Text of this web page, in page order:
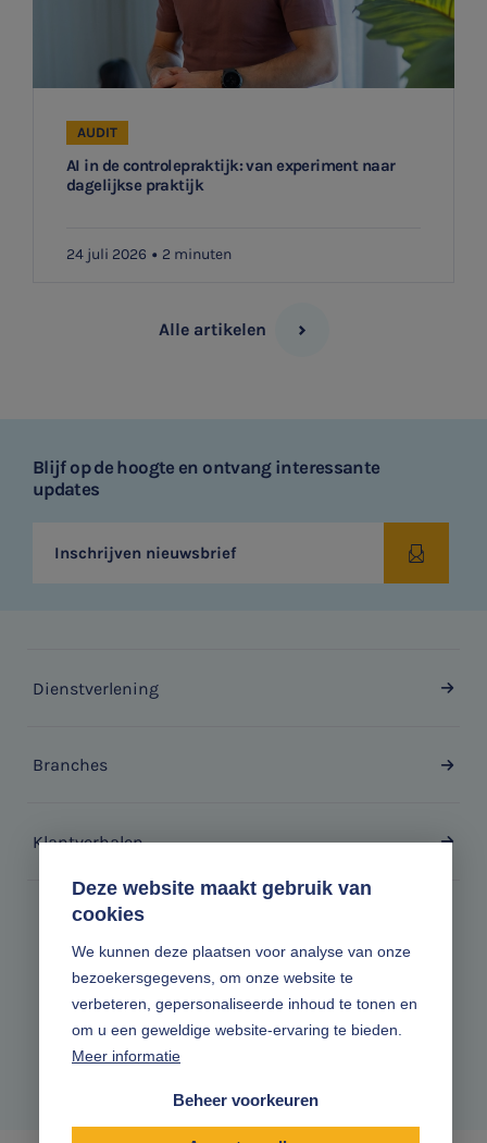
Deze website maakt gebruik van
cookies
We kunnen deze plaatsen voor analyse van onze
bezoekersgegevens, om onze website te
verbeteren, gepersonaliseerde inhoud te tonen en
om u een geweldige website-ervaring te bieden.
Meer informatie
Beheer voorkeuren
AI in de controlepraktijk: van experiment naar
dagelijkse praktijk
AUDIT
24 juli 2026 2 minuten
Alle artikelen
Blijf op de hoogte en ontvang interessante
updates
Inschrijven nieuwsbrief
Dienstverlening
Branches
Klantverhalen
Volg ons online